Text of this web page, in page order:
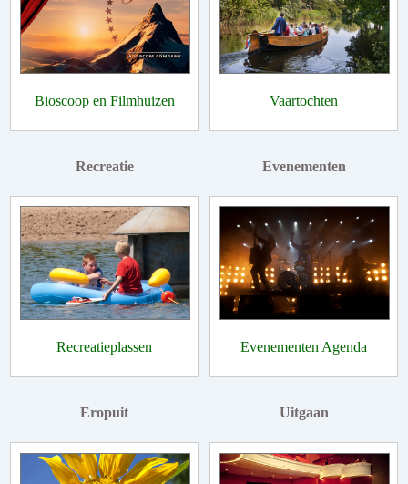
Bioscoop en Filmhuizen Vaartochten
Recreatie
Recreatieplassen
Evenementen
Evenementen Agenda
Eropuit Uitgaan